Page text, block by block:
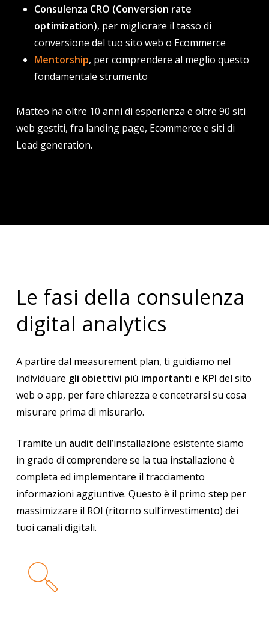
Consulenza CRO (Conversion rate
optimization), per migliorare il tasso di
conversione del tuo sito web o Ecommerce
Mentorship, per comprendere al meglio questo
fondamentale strumento
Matteo ha oltre 10 anni di esperienza e oltre 90 siti
web gestiti, fra landing page, Ecommerce e siti di
Lead generation.
Le fasi della consulenza
digital analytics
A partire dal measurement plan, ti guidiamo nel
individuare gli obiettivi più importanti e KPI del sito
web o app, per fare chiarezza e concetrarsi su cosa
misurare prima di misurarlo.
Tramite un audit dell’installazione esistente siamo
in grado di comprendere se la tua installazione è
completa ed implementare il tracciamento
informazioni aggiuntive. Questo è il primo step per
massimizzare il ROI (ritorno sull’investimento) dei
tuoi canali digitali.